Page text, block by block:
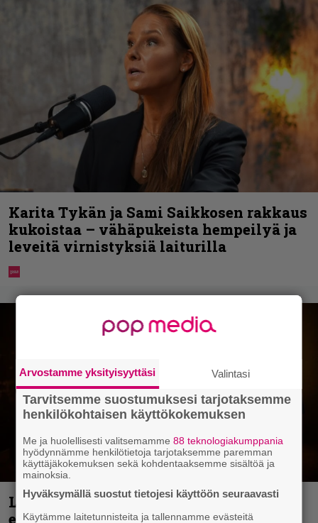
Karita Tykän ja Sami Saikkosen rakkaus
kukoistaa – vähäpukeista hempeilyä ja
leveitä virnistyksiä laiturilla
Loppuvuoden Hellsinki Metal Cruisen
esiintyjät julki
Arvostamme yksityisyyttäsi Valintasi
Tarvitsemme suostumuksesi tarjotaksemme
henkilökohtaisen käyttökokemuksen
Me ja huolellisesti valitsemamme88 teknologiakumppania
hyödynnämme henkilötietoja tarjotaksemme paremman
käyttäjäkokemuksen sekä kohdentaaksemme sisältöä ja
mainoksia.
Hyväksymällä suostut tietojesi käyttöön seuraavasti
Käytämme laitetunnisteita ja tallennamme evästeitä